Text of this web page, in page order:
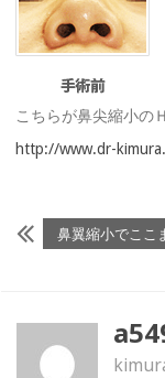
こちらが鼻尖縮小の
http://www.dr-
鼻翼縮小でここ